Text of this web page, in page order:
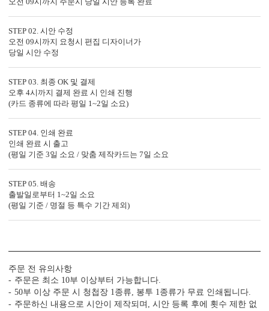
특별한 당신과의 만남을 준비하는
OANNA1089의 제작 공법을 확인하세요.
STEP 02. 시안 수정
오전 09시까지 요청시 편집 디자이너가
당일 시안 수정
STEP 03. 최종 OK 및 결제
오후 4시까지 결제 완료 시 인쇄 진행
(카드 종류에 따라 평일 1~2일 소요)
STEP 04. 인쇄 완료
인쇄 완료 시 출고
(평일 기준 3일 소요 / 맞춤 제작카드는 7일 소요
STEP 05. 배송
출발일로부터 1~2일 소요
(평일 기준 / 명절 등 특수 기간 제외)
주문 전 유의사항
주문은 최소 10부 이상부터 가능합니다.
50부 이상 주문 시 청첩장 1종류, 봉투 1종류가 무료 인쇄됩니다.
주문하신 내용으로 시안이 제작되며, 시안 등록 후에 횟수 제한 없